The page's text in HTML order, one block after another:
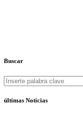
Buscar
últimas Noticias